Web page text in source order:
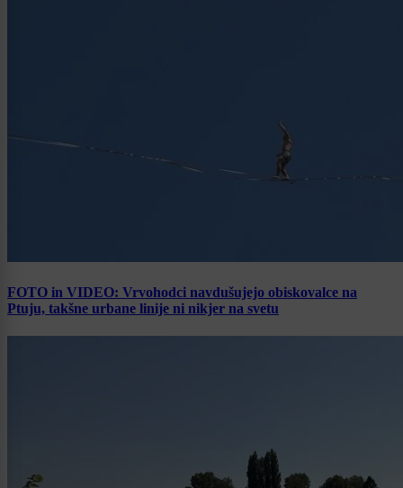
FOTO in VIDEO: Vrvohodci navdušujejo obiskovalce na
Ptuju, takšne urbane linije ni nikjer na svetu